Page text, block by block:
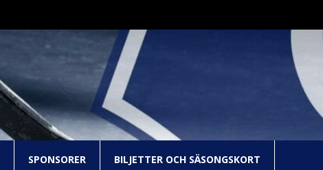
SPONSORER BILJETTER OCH SÄSONGSKORT